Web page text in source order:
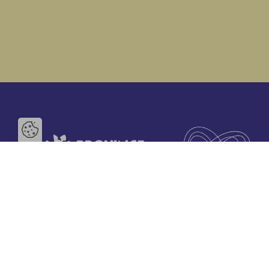
Ouvrir la barre de gestion des